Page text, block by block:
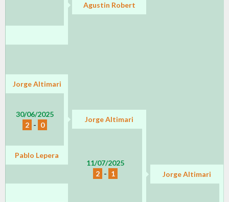
Agustin Robert
Jorge Altimari
30/06/2025
2 - 0
Jorge Altimari
11/07/2025
2 - 1
Pablo Lepera
Jorge Altimari